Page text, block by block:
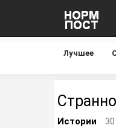
Лучшее
Странно
Истории